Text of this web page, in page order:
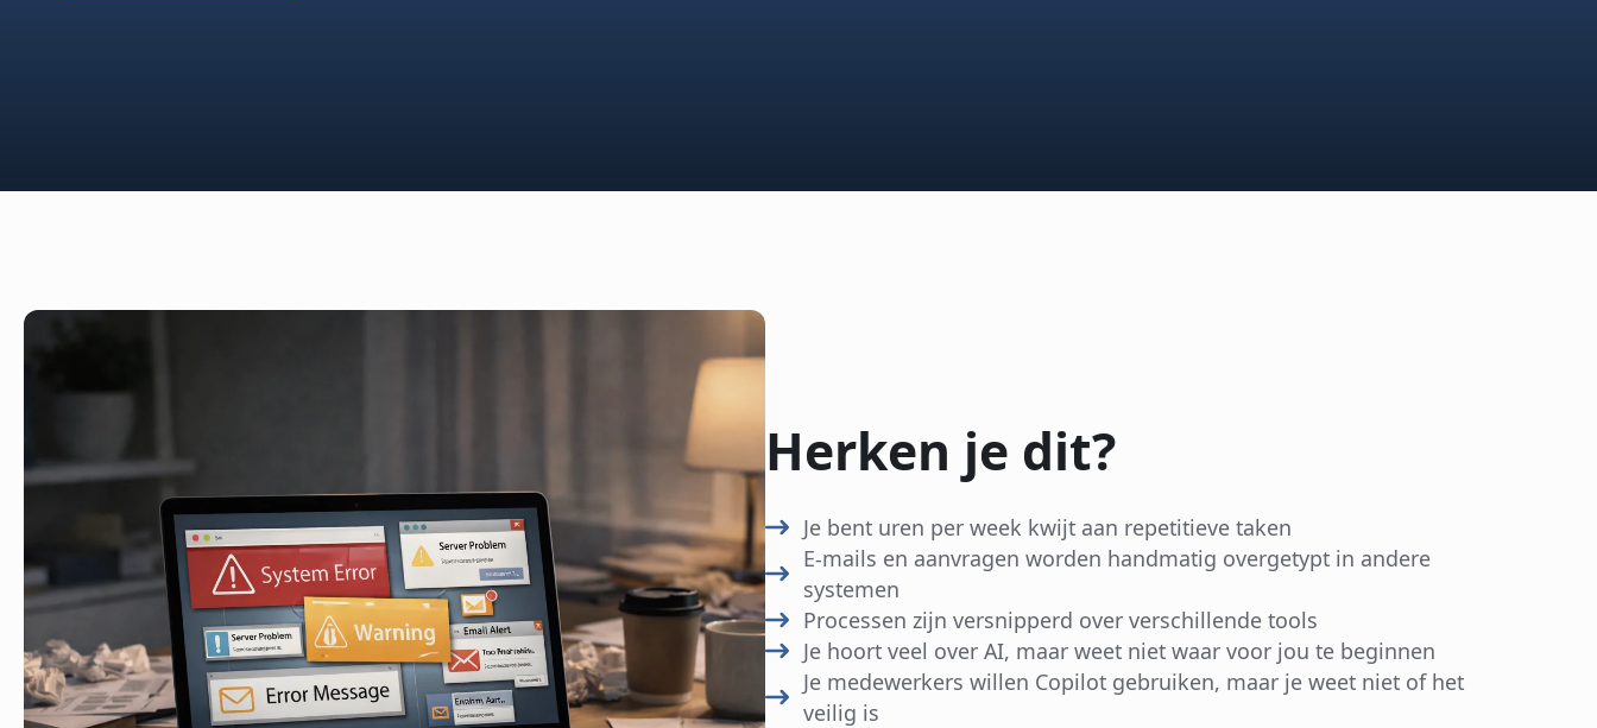
Herken je dit?
Je bent uren per week kwijt aan repetitieve taken
E-mails en aanvragen worden handmatig overgetypt in andere
systemen
Processen zijn versnipperd over verschillende tools
Je hoort veel over AI, maar weet niet waar voor jou te beginnen
Je medewerkers willen Copilot gebruiken, maar je weet niet of het
veilig is